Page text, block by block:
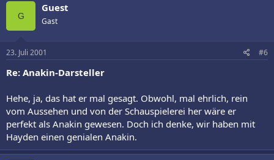
G
Guest
Gast
23. Juli 2001 #6
Re: Anakin-Darsteller
Hehe, ja, das hat er mal gesagt. Obwohl, mal ehrlich, rein
vom Aussehen und von der Schauspielerei her wäre er
perfekt als Anakin gewesen. Doch ich denke, wir haben mit
Hayden einen genialen Anakin.